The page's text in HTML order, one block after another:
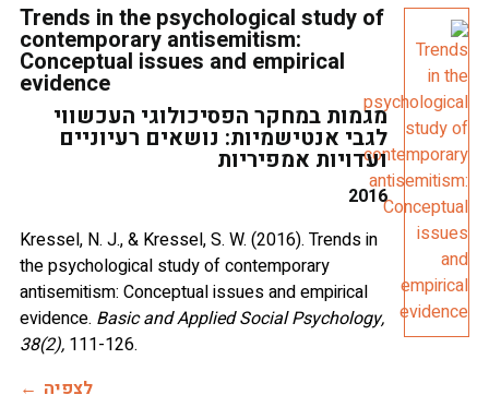
Trends in the psychological study of
contemporary antisemitism:
Conceptual issues and empirical
evidence
מגמות במחקר הפסיכולוגי העכשווי
לגבי אנטישמיות: נושאים רעיוניים
ועדויות אמפיריות
2016
Kressel, N. J., & Kressel, S. W. (2016). Trends in
the psychological study of contemporary
antisemitism: Conceptual issues and empirical
evidence.Basic and Applied Social Psychology,
38(2),